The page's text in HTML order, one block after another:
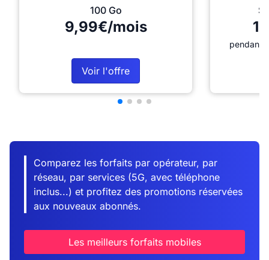
100 Go
9,99€/mois
Voir l'offre
pendant
Comparez les forfaits par opérateur, par
réseau, par services (5G, avec téléphone
inclus...) et profitez des promotions réservées
aux nouveaux abonnés.
Les meilleurs forfaits mobiles